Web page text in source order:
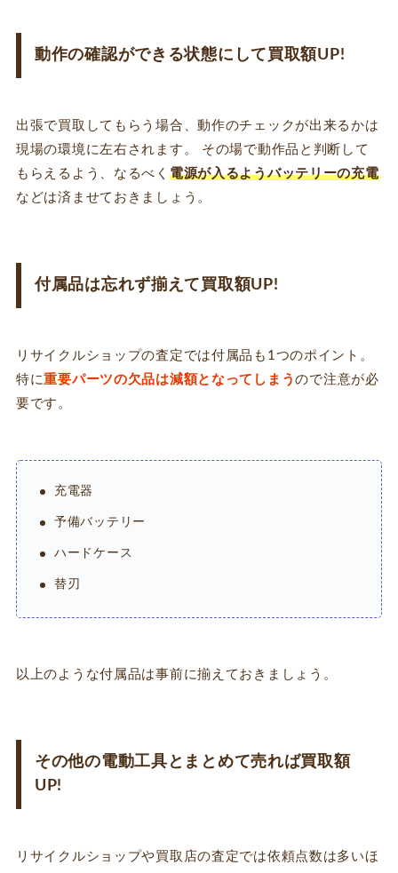
動作の確認ができる状態にして買取額UP!
出張で買取してもらう場合、動作のチェックが出来るかは
現場の環境に左右されます。 その場で動作品と判断して
もらえるよう、なるべく 電源が入るようバッテリーの充電
などは済ませておきましょう。
付属品は忘れず揃えて買取額UP!
リサイクルショップの査定では付属品も1つのポイント。
特に重要パーツの欠品は減額となってしまうので注意が必
要です。
充電器
予備バッテリー
ハードケース
替刃
以上のような付属品は事前に揃えておきましょう。
その他の電動工具とまとめて売れば買取額
UP!
リサイクルショップや買取店の査定では依頼点数は多いほ